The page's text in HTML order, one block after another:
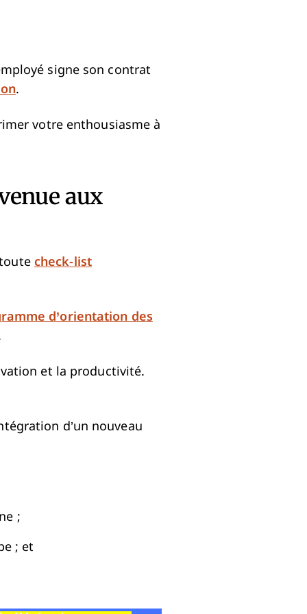
signe son contrat
.
votre enthousiasme à
aux
check-list
d’orientation des
et la productivité.
d’un nouveau
;
; et